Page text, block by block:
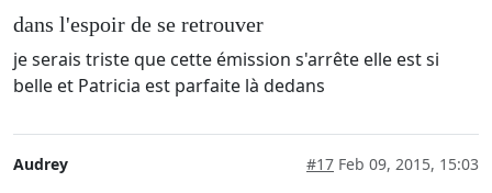
dans l'espoir de se retrouver
je serais triste que cette émission s'arrête elle est si
belle et Patricia est parfaite là dedans
Audrey #17 Feb 09, 2015, 15:03